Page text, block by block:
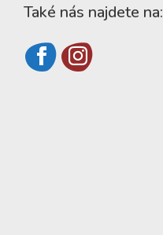
Také nás najdete na: